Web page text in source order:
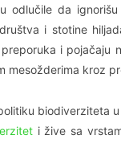
odlučile da
i stotine
i pojačaju
kroz
biodiverziteta
i žive sa